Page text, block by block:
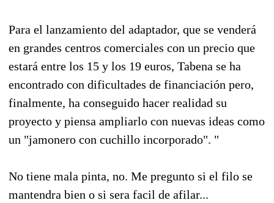
Para el lanzamiento del adaptador, que se venderá
en grandes centros comerciales con un precio que
estará entre los 15 y los 19 euros, Tabena se ha
encontrado con dificultades de financiación pero,
finalmente, ha conseguido hacer realidad su
proyecto y piensa ampliarlo con nuevas ideas como
un "jamonero con cuchillo incorporado". "
No tiene mala pinta, no. Me pregunto si el filo se
mantendra bien o si sera facil de afilar...